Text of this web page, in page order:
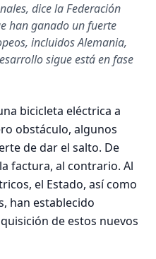
dice la Federación
han ganado un fuerte
incluidos Alemania,
sigue está en fase
bicicleta eléctrica a
obstáculo, algunos
de dar el salto. De
factura, al contrario. Al
el Estado, así como
han establecido
de estos nuevos